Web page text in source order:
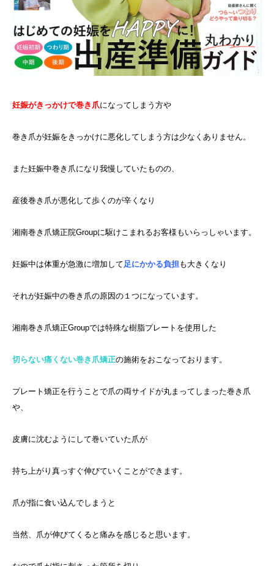
妊娠がきっかけで巻き爪になってしまう方や
巻き爪が妊娠をきっかけに悪化してしまう方は少なくありません。
また妊娠中巻き爪になり我慢していたものの、
産後巻き爪が悪化して歩くのが辛くなり
湘南巻き爪矯正院Groupに駆けこまれるお客様もいらっしゃいます。
妊娠中は体重が急激に増加して 足にかかる負担 も大きくなり
それが妊娠中の巻き爪の原因の１つになっています。
湘南巻き爪矯正Groupでは特殊な樹脂プレートを使用した
切らない痛くない巻き爪矯正の施術をおこなっております。
プレート矯正を行うことで爪の両サイドが丸まってしまった巻き爪
や、
皮膚に沈むようにして巻いていた爪が
持ち上がり真っすぐ伸びていくことができます。
爪が指に食い込んでしまうと
当然、爪が伸びてくると痛みを感じると思います。